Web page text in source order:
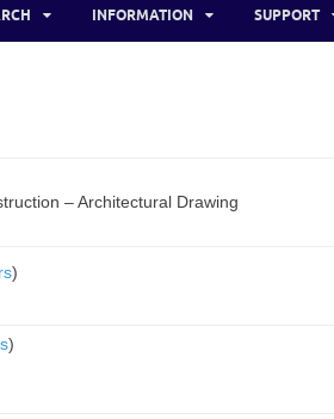
INFORMATION SUPPORT
– Architectural Drawing
)
)